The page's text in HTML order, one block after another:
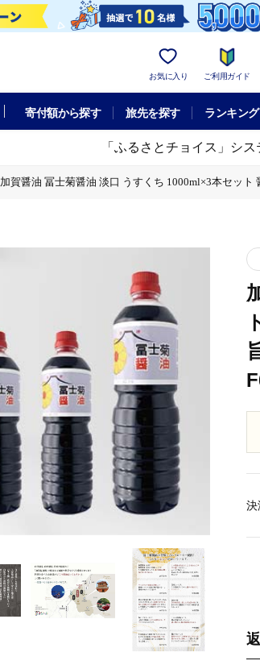
お気に入り ご利用ガイド
寄付額から探す 旅先を探す ランキング
「ふるさとチョイス」シ
加賀醤油 冨士菊醤油 淡口 うすくち 1000ml×3本セット
決